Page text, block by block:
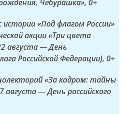
Чебурашка», 0+
истории «Под флагом России»
акции «Три цвета
августа — День
Российской Федерации), 0+
«За кадром: тайны
августа — День российского